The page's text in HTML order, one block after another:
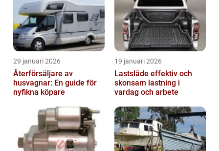
29 januari 2026
Återförsäljare av
husvagnar: En guide för
nyfikna köpare
19 januari 2026
Lastsläde effektiv och
skonsam lastning i
vardag och arbete